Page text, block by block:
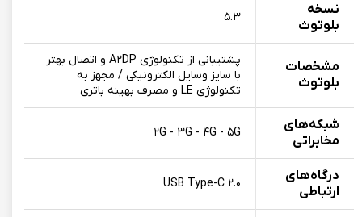
نسخه
بلوتوث
۵.۳
مشخصات
بلوتوث
پشتیبانی از تکنولوژی A۲DP و اتصال بهتر
با سایز وسایل الکترونیکی / مجهز به
تکنولوژی LE و مصرف بهینه باتری
شبکه‌های
مخابراتی
۲G - ۳G - ۴G - ۵G
درگاه‌های
ارتباطی
USB Type-C ۲.۰